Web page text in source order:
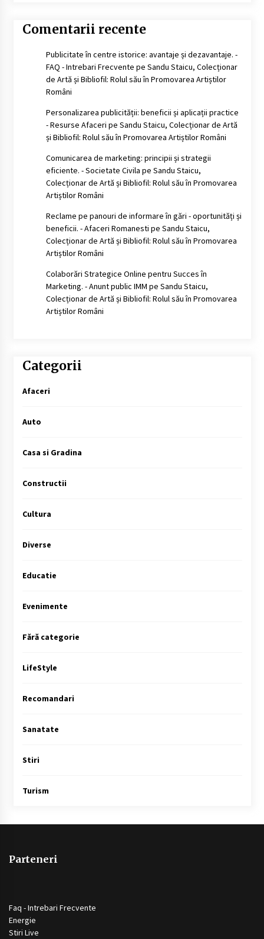
Comentarii recente
Publicitate în centre istorice: avantaje și dezavantaje. -
FAQ - Intrebari Frecvente pe Sandu Staicu, Colecționar
de Artă și Bibliofil: Rolul său în Promovarea Artiștilor
Români
Personalizarea publicității: beneficii și aplicații practice
- Resurse Afaceri pe Sandu Staicu, Colecționar de Artă
și Bibliofil: Rolul său în Promovarea Artiștilor Români
Comunicarea de marketing: principii și strategii
eficiente. - Societate Civila pe Sandu Staicu,
Colecționar de Artă și Bibliofil: Rolul său în Promovarea
Artiștilor Români
Reclame pe panouri de informare în gări - oportunități și
beneficii. - Afaceri Romanesti pe Sandu Staicu,
Colecționar de Artă și Bibliofil: Rolul său în Promovarea
Artiștilor Români
Colaborări Strategice Online pentru Succes în
Marketing. - Anunt public IMM pe Sandu Staicu,
Colecționar de Artă și Bibliofil: Rolul său în Promovarea
Artiștilor Români
Categorii
Afaceri
Auto
Casa si Gradina
Constructii
Cultura
Diverse
Educatie
Evenimente
Fără categorie
LifeStyle
Recomandari
Sanatate
Stiri
Turism
Parteneri
Faq - Intrebari Frecvente
Energie
Stiri Live